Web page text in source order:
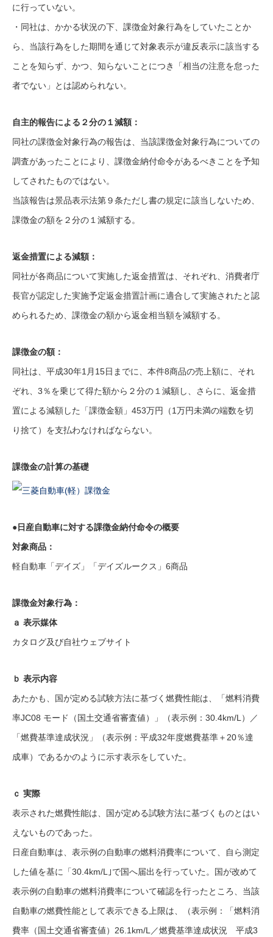
に行っていない。
・同社は、かかる状況の下、課徴金対象行為をしていたことか
ら、当該行為をした期間を通じて対象表示が違反表示に該当する
ことを知らず、かつ、知らないことにつき「相当の注意を怠った
者でない」とは認められない。
自主的報告による２分の１減額：
同社の課徴金対象行為の報告は、当該課徴金対象行為についての
調査があったことにより、課徴金納付命令があるべきことを予知
してされたものではない。
当該報告は景品表示法第９条ただし書の規定に該当しないため、
課徴金の額を２分の１減額する。
返金措置による減額：
同社が各商品について実施した返金措置は、それぞれ、消費者庁
長官が認定した実施予定返金措置計画に適合して実施されたと認
められるため、課徴金の額から返金相当額を減額する。
課徴金の額：
同社は、平成30年1月15日までに、本件8商品の売上額に、それ
ぞれ、3％を乗じて得た額から２分の１減額し、さらに、返金措
置による減額した「課徴金額」453万円（1万円未満の端数を切
り捨て）を支払わなければならない。
課徴金の計算の基礎
●日産自動車に対する課徴金納付命令の概要
対象商品：
軽自動車「デイズ」「デイズルークス」6商品
課徴金対象行為：
ａ 表示媒体
カタログ及び自社ウェブサイト
ｂ 表示内容
あたかも、国が定める試験方法に基づく燃費性能は、「燃料消費
率JC08 モード（国土交通省審査値）」（表示例：30.4km/L）／
「燃費基準達成状況」（表示例：平成32年度燃費基準＋20％達
成車）であるかのように示す表示をしていた。
ｃ 実際
表示された燃費性能は、国が定める試験方法に基づくものとはい
えないものであった。
日産自動車は、表示例の自動車の燃料消費率について、自ら測定
した値を基に「30.4km/L｣で国へ届出を行っていた。国が改めて
表示例の自動車の燃料消費率について確認を行ったところ、当該
自動車の燃費性能として表示できる上限は、（表示例：「燃料消
費率（国土交通省審査値）26.1km/L／燃費基準達成状況 平成3